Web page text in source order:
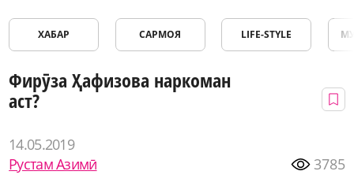
ХАБАР САРМОЯ LIFE-STYLE
Фирӯза Ҳафизова наркоман
аст?
14.05.2019
Рустам Азимӣ
3785